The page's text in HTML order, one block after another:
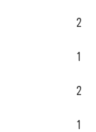
2
1
2
1